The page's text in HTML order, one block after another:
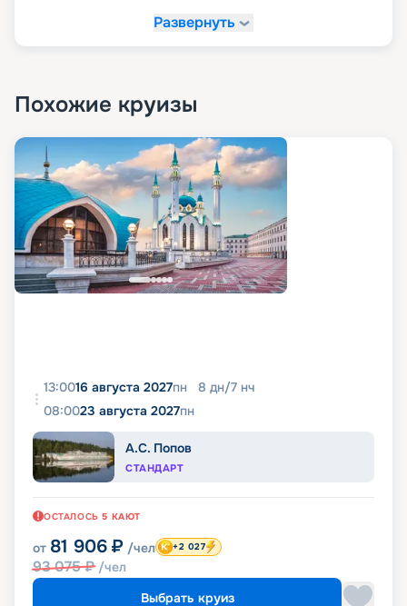
Развернуть
Похожие круизы
13:0016 августа 2027пн 8 дн/7 нч
08:0023 августа 2027пн
А.С. Попов
СТАНДАРТ
ОСТАЛОСЬ 5 КАЮТ
от 81 906 ₽ /чел
93 075₽ /чел
+2 027
Выбрать круиз